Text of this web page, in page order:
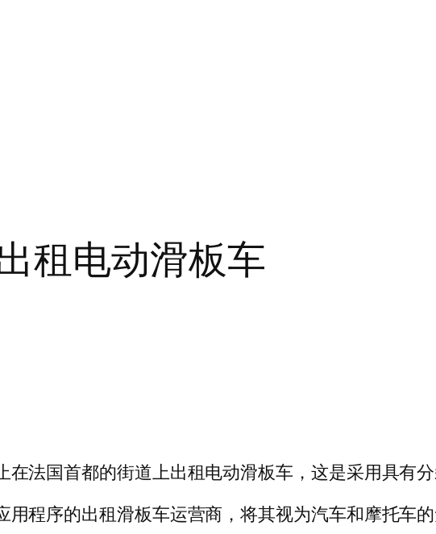
租电动滑板车
法国首都的街道上出租电动滑板车，这是采用具有分
程序的出租滑板车运营商，将其视为汽车和摩托车的